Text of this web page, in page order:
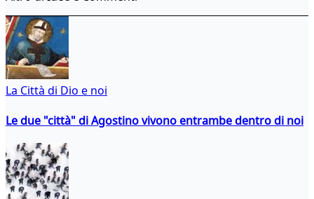
La Città di Dio e noi
Le due "città" di Agostino vivono entrambe dentro di noi